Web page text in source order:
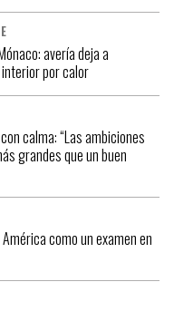
avería deja a
por calor
calma: “Las ambiciones
grandes que un buen
como un examen en